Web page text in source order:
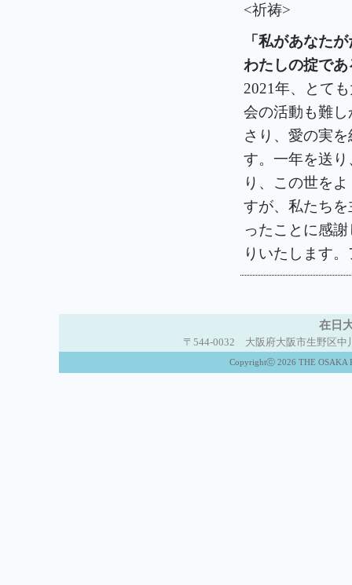
<祈祷>
「私があなた
わたしの掟であ
2021年、とて
会の活動も難
さり、愛の実
す。一年を送
り、この世を
すが、私たち
ったことに感
りいたします
在日
〒544-0032 大阪府大阪市生野区
Copyrightⓒ 2026 THE OSAKA